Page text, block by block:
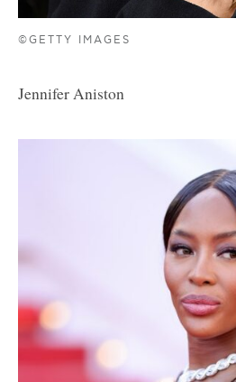
©GETTY IMAGES
Jennifer Aniston